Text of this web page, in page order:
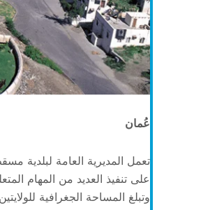
عُمان
تعمل المديرية العامة لبلدية
على تنفيذ العديد من المهام